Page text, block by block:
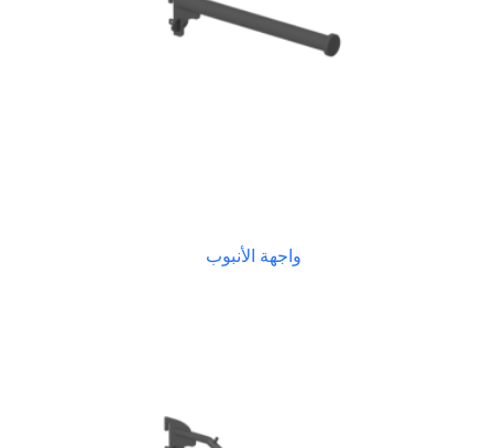
واجهة الأنبوب